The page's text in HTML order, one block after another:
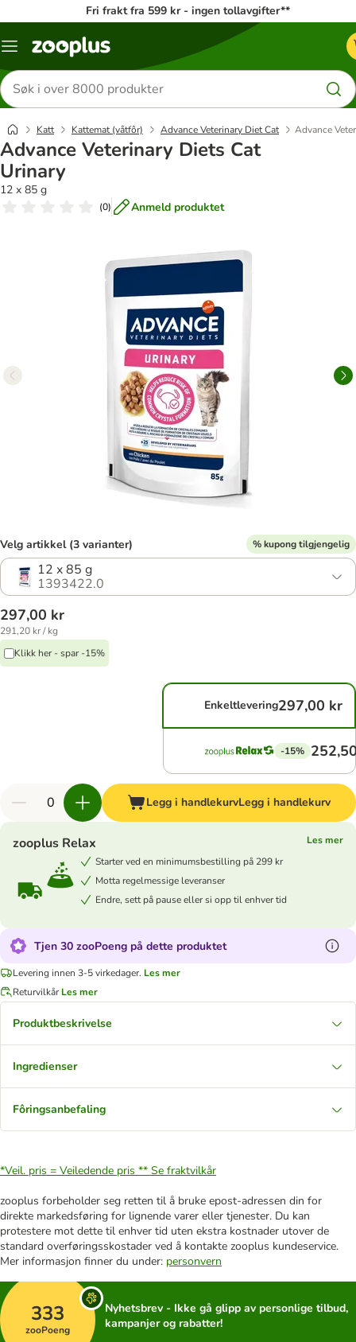
Fri frakt fra 599 kr - ingen tollavgifter**
Katalogmeny
Søk
etter
produkter
Katt Kattemat (våtfôr) Advance Veterinary Diet Cat Advance
Advance Veterinary Diets Cat
Urinary
12 x 85 g
(0) Anmeld produktet
Velg artikkel (3 varianter) % kupong tilgjengelig
12 x 85 g
1393422.0
297,00 kr
291,20 kr / kg
Klikk her - spar -15%
Enkeltlevering297,00 kr
-15%
Legg i handlekurvLegg i handlekurv
zooplus Relax
Les mer
Starter ved en minimumsbestilling på 299 kr
Motta regelmessige leveranser
Endre, sett på pause eller si opp til enhver tid
Tjen 30 zooPoeng på dette produktet
Levering innen 3-5 virkedager. Les mer
Returvilkår Les mer
Produktbeskrivelse
Ingredienser
Fôringsanbefaling
*Veil. pris = Veiledende pris ** Se fraktvilkår
zooplus forbeholder seg retten til å bruke epost-adressen din for
direkte markedsføring for lignende varer eller tjenester. Du kan
protestere mot dette til enhver tid uten ekstra kostnader utover de
standard overføringsskostader ved å kontakte zooplus kundeservice.
Mer informasjon finner du under: personvern
333
zooPoeng
Nyhetsbrev - Ikke gå glipp av personlige tilbud,
kampanjer og rabatter!